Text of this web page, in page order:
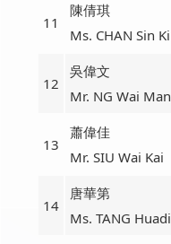
11
陳倩琪
Ms. CHAN Sin Ki
12
吳偉文
Mr. NG Wai Man
13
蕭偉佳
Mr. SIU Wai Kai
14
唐華第
Ms. TANG Huadi